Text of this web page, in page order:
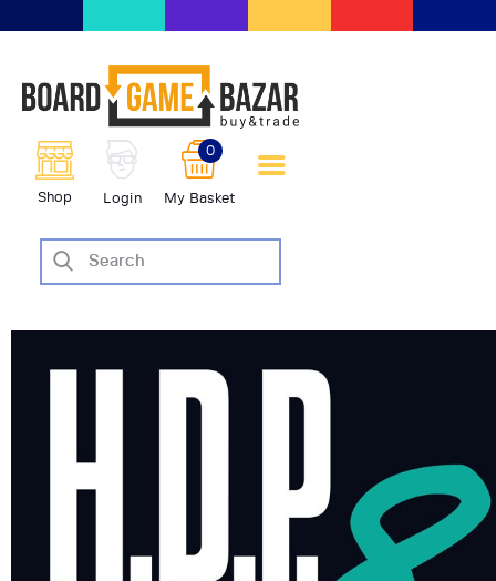
Shop Login My Basket
0
scambio giochi da tavolo
BoardGameBazar
SHOP
VENDI